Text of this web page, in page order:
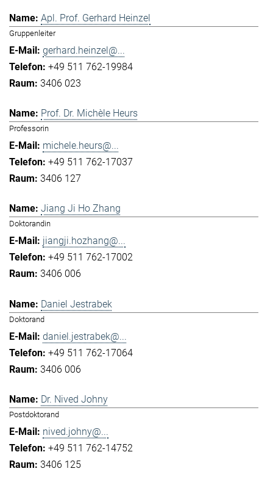
Apl. Prof. Gerhard Heinzel
Gruppenleiter
gerhard.heinzel@...
+49 511 762-19984
3406 023
Prof. Dr. Michèle Heurs
Professorin
michele.heurs@...
+49 511 762-17037
3406 127
Jiang Ji Ho Zhang
Doktorandin
jiangji.hozhang@...
+49 511 762-17002
3406 006
Daniel Jestrabek
Doktorand
daniel.jestrabek@...
+49 511 762-17064
3406 006
Dr. Nived Johny
Postdoktorand
nived.johny@...
+49 511 762-14752
3406 125